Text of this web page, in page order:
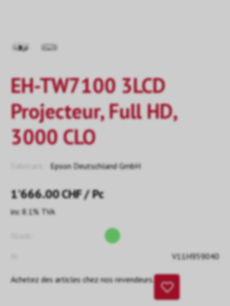
EH-TW7100 3LCD
Projecteur, Full HD,
3000 CLO
Epson Deutschland GmbH
1’666.00CHF/ Pc
inc 8.1% TVA
V11H959040
Achetez des articles chez nos revendeurs.